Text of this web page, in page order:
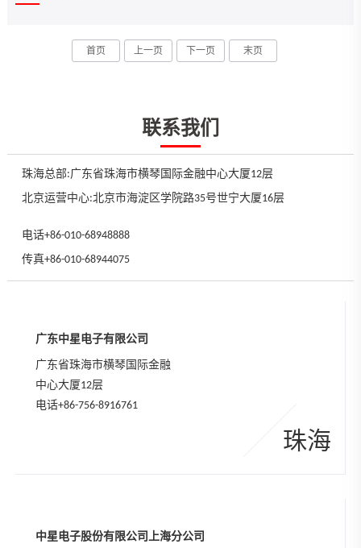
首页 上一页 下一页 末页
联系我们
珠海总部:广东省珠海市横琴国际金融中心大厦12层
北京运营中心:北京市海淀区学院路35号世宁大厦16层
电话+86-010-68948888
传真+86-010-68944075
广东中星电子有限公司
广东省珠海市横琴国际金融
中心大厦12层
电话+86-756-8916761
珠海
中星电子股份有限公司上海分公司